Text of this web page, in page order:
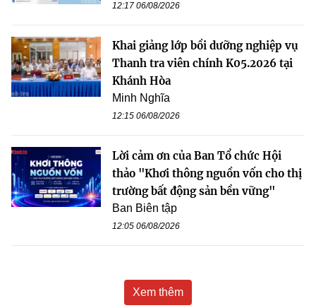
12:17 06/08/2026
Khai giảng lớp bồi dưỡng nghiệp vụ
Thanh tra viên chính K05.2026 tại
Khánh Hòa
Minh Nghĩa
12:15 06/08/2026
Lời cảm ơn của Ban Tổ chức Hội
thảo "Khơi thông nguồn vốn cho thị
trường bất động sản bền vững"
Ban Biên tập
12:05 06/08/2026
Xem thêm